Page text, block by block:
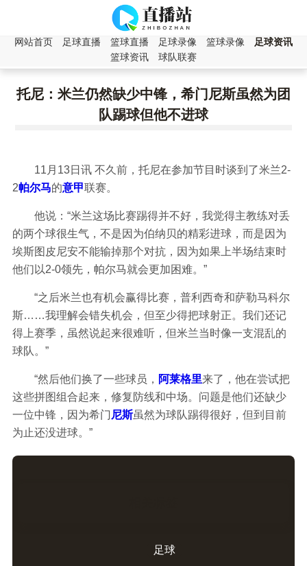
网站首页 足球直播 篮球直播 足球录像 篮球录像
足球资讯
篮球资讯
球队联赛
托尼：米兰仍然缺少中锋，希门尼斯虽然为团
队踢球但他不进球
11月13日讯 不久前，托尼在参加节目时谈到了米兰2-
2帕尔马的意甲联赛。
他说：“米兰这场比赛踢得并不好，我觉得主教练对丢
的两个球很生气，不是因为伯纳贝的精彩进球，而是因为
埃斯图皮尼安不能输掉那个对抗，因为如果上半场结束时
他们以2-0领先，帕尔马就会更加困难。”
“之后米兰也有机会赢得比赛，普利西奇和萨勒马科尔
斯……我理解会错失机会，但至少得把球射正。我们还记
得上赛季，虽然说起来很难听，但米兰当时像一支混乱的
球队。”
“然后他们换了一些球员， 阿莱格里来了，他在尝试把
这些拼图组合起来，修复防线和中场。问题是他们还缺少
一位中锋，因为希门 尼斯虽然为球队踢得很好，但到目前
为止还没进球。”
足球